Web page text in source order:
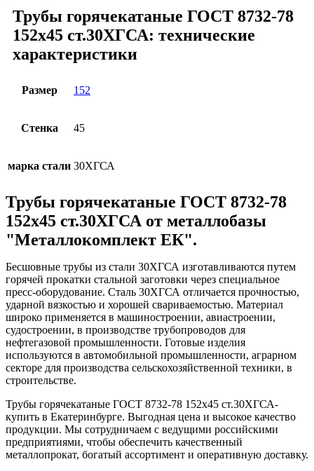
Трубы горячекатаные ГОСТ 8732-78
152x45 ст.30ХГСА: технические
характеристики
Размер 152
Стенка 45
марка стали 30ХГСА
Трубы горячекатаные ГОСТ 8732-78
152x45 ст.30ХГСА от металлобазы
"Металлокомплект ЕК".
Бесшовные трубы из стали 30ХГСА изготавливаются путем
горячей прокатки стальной заготовки через специальное
пресс-оборудование. Сталь 30ХГСА отличается прочностью,
ударной вязкостью и хорошей свариваемостью. Материал
широко применяется в машиностроении, авиастроении,
судостроении, в производстве трубопроводов для
нефтегазовой промышленности. Готовые изделия
используются в автомобильной промышленности, аграрном
секторе для производства сельскохозяйственной техники, в
строительстве.
Трубы горячекатаные ГОСТ 8732-78 152x45 ст.30ХГСА-
купить в Екатеринбурге. Выгодная цена и высокое качество
продукции. Мы сотрудничаем с ведущими российскими
предприятиями, чтобы обеспечить качественный
металлопрокат, богатый ассортимент и оперативную доставку.